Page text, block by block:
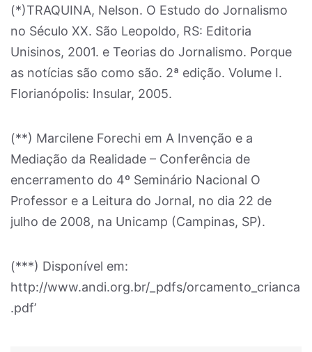
(*)TRAQUINA, Nelson. O Estudo do Jornalismo
no Século XX. São Leopoldo, RS: Editoria
Unisinos, 2001. e Teorias do Jornalismo. Porque
as notícias são como são. 2ª edição. Volume I.
Florianópolis: Insular, 2005.
(**) Marcilene Forechi em A Invenção e a
Mediação da Realidade – Conferência de
encerramento do 4º Seminário Nacional O
Professor e a Leitura do Jornal, no dia 22 de
julho de 2008, na Unicamp (Campinas, SP).
(***) Disponível em:
http://www.andi.org.br/_pdfs/orcamento_crianca
.pdf’